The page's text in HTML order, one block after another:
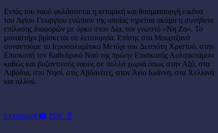
Εντός του ναού φυλάσσεται η ιστορική και θαυµατουργή εικόνα
του Αγίου Γεωργίου ενώπιον της οποίας τηρείται ακόµα η συνήθεια
επίλυσης διαφορών µε όρκο στον ∆ία, τον γνωστό «Νη Ζα». Το
µοναστήρι βρίσκεται σε λειτουργία. Επίσης στα Μουρτζανά
συναντούµε το Ιεροσολυµίτικο Μετόχι του ∆εσπότη Χριστού, στην
Επισκοπή τον Καθεδρικό Ναό της πρώην Επισκοπής Αυλοποτάµου
καθώς και βυζαντινούς ναούς σε πολλά χωριά όπως στην Αξό, στα
Λιβάδια, στο Νησί, στις Αβδανίτες, στον Άγιο Iωάννη, στα Xελιανά
και αλλού.
Εκτύπωση 🖨 PDF 📄